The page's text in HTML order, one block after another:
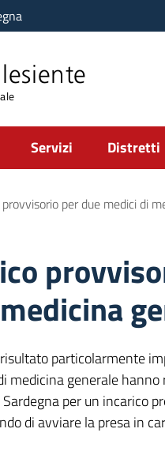
Servizi Distretti
per due medici di
particolarmente
medicina generale hanno
per un incarico
di avviare la presa in